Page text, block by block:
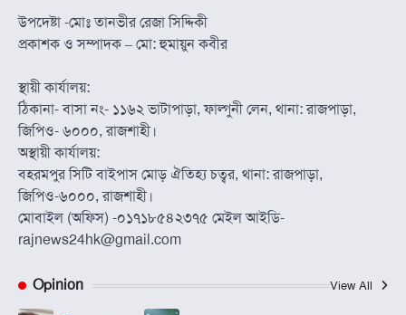
উপদেষ্টা -মোঃ তানভীর রেজা সিদ্দিকী
প্রকাশক ও সম্পাদক – মো: হুমায়ুন কবীর
স্থায়ী কার্যালয়:
ঠিকানা- বাসা নং- ১১৬২ ভাটাপাড়া, ফাল্গুনী লেন, থানা: রাজপাড়া,
জিপিও- ৬০০০, রাজশাহী।
অস্থায়ী কার্যালয়:
বহরমপুর সিটি বাইপাস মোড় ঐতিহ্য চত্বর, থানা: রাজপাড়া,
জিপিও-৬০০০, রাজশাহী।
মোবাইল (অফিস) -০১৭১৮৫৪২৩৭৫ মেইল আইডি-
rajnews24hk@gmail.com
Opinion View All